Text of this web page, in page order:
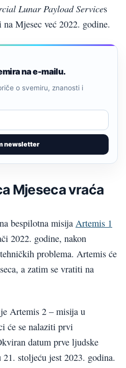
Lunar Payload Services
Mjesec već 2022. godine.
na e-mailu.
newsletter
o svemiru, znanosti i
Mjeseca vraća
bespilotna misija Artemis 1
2022. godine, nakon
problema. Artemis će
a zatim se vratiti na
Artemis 2 – misija u
će se nalaziti prvi
datum prve ljudske
stoljeću jest 2023. godina.